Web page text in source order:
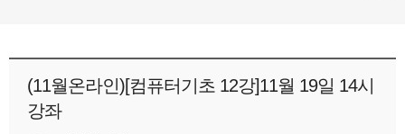
청
(11월온라인)[컴퓨터기초 12강]11월 19일 14시
강좌